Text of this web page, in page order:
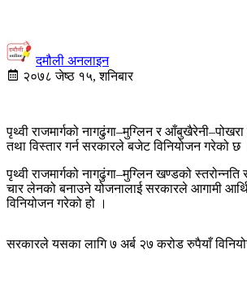
दमौली अनलाइन
२०७८ जेष्ठ १५, शनिबार
पृथ्वी राजमार्गको नागढुंगा–मुग्लिन र
तथा विस्तार गर्न सरकारले बजेट विनियोजन गरेको छ
पृथ्वी राजमार्गको नागढुंगा–मुग्लिन खण्डको
चार लेनको बनाउने योजनालाई सरकारले आगामी
विनियोजन गरेको हो ।
सरकारले यसका लागि ७ अर्ब २७ करोड रुपैयाँ